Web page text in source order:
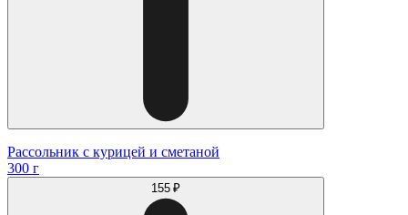
Рассольник с курицей и сметаной
300 г
155 ₽